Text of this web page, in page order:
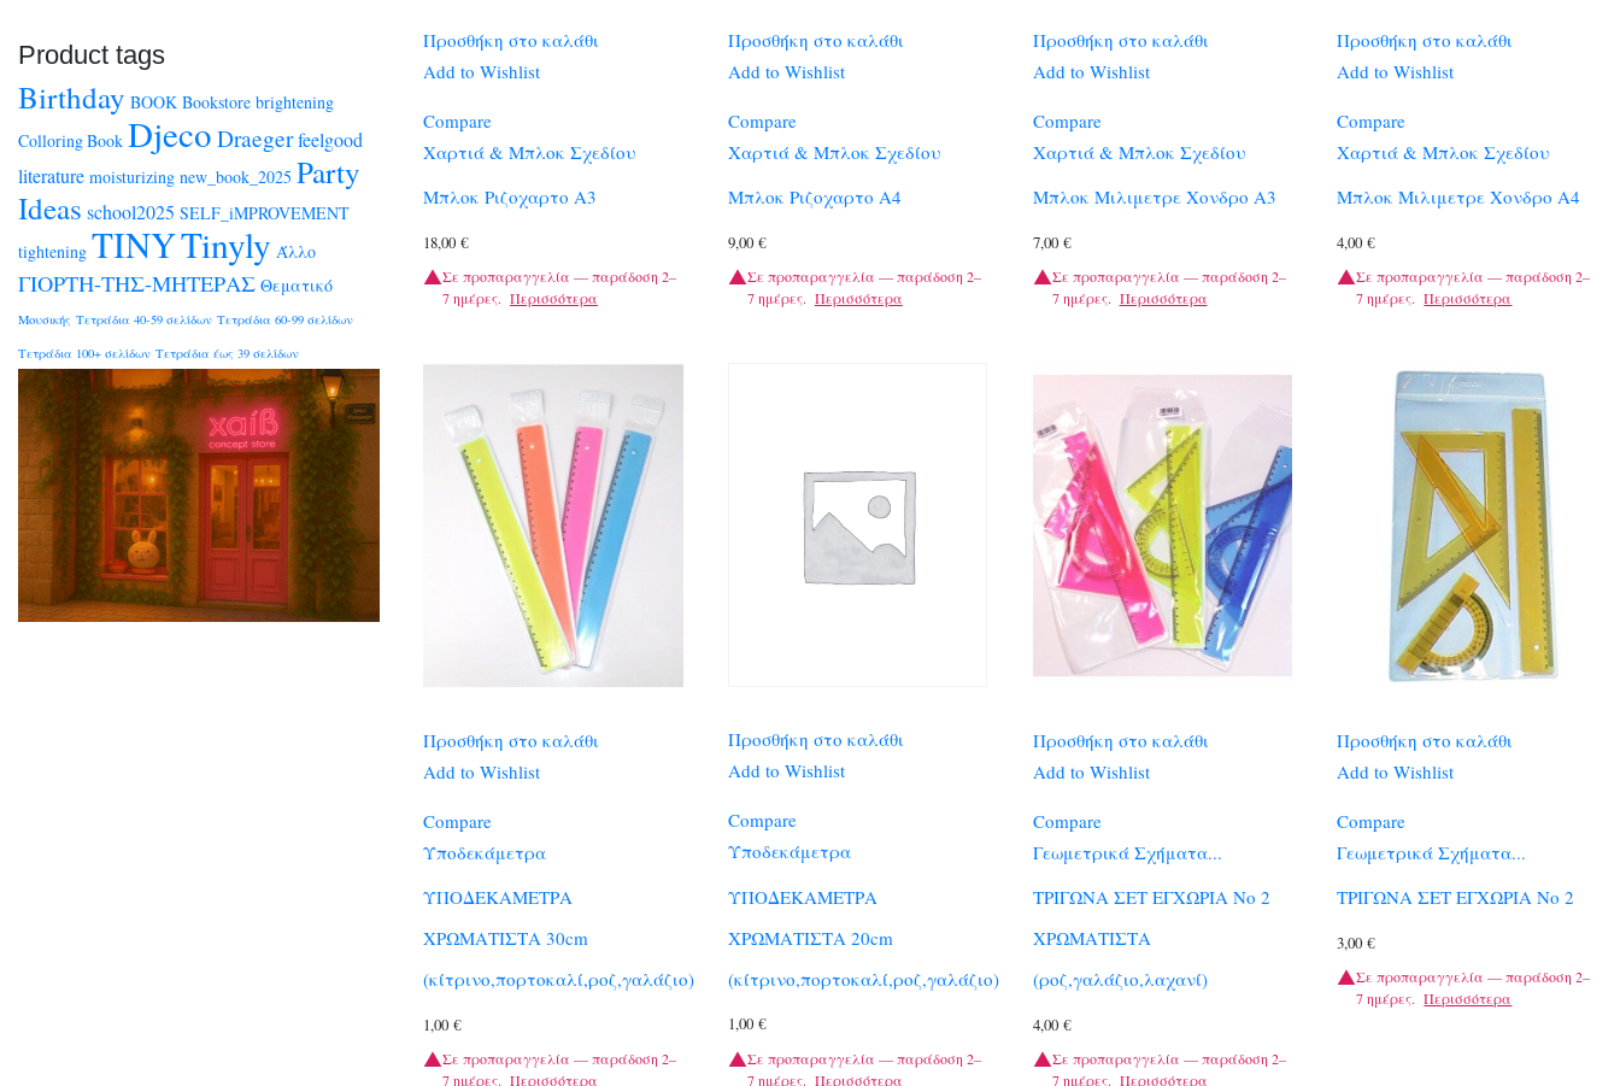
Προσθήκη στο καλάθι
Add to Wishlist
Compare
Χαρτιά & Μπλοκ Σχεδίου
Μπλοκ Ριζοχαρτο Α3
18,00 €
Σε προπαραγγελία — παράδοση 2–
7 ημέρες. Περισσότερα
Προσθήκη στο καλάθι
Add to Wishlist
Compare
Χαρτιά & Μπλοκ Σχεδίου
Μπλοκ Ριζοχαρτο Α4
9,00 €
Σε προπαραγγελία — παράδοση 2–
7 ημέρες. Περισσότερα
Προσθήκη στο καλάθι
Add to Wishlist
Compare
Χαρτιά & Μπλοκ Σχεδίου
Μπλοκ Μιλιμετρε Χονδρο Α3
7,00 €
Σε προπαραγγελία — παράδοση 2–
7 ημέρες. Περισσότερα
Προσθήκη στο καλάθι
Add to Wishlist
Compare
Χαρτιά & Μπλοκ Σχεδίου
Μπλοκ Μιλιμετρε Χονδρο Α4
4,00€
Σε προπαραγγελία — παράδοση 2–
7 ημέρες. Περισσότερα
Προσθήκη στο καλάθι
Add to Wishlist
Compare
Υποδεκάμετρα
ΥΠΟΔΕΚΑΜΕΤΡΑ
ΧΡΩΜΑΤΙΣΤΑ 30cm
(κίτρινο,πορτοκαλί,ροζ,γαλάζιο)
1,00 €
Σε προπαραγγελία — παράδοση 2–
7 ημέρες. Περισσότερα
Προσθήκη στο καλάθι
Add to Wishlist
Compare
Υποδεκάμετρα
ΥΠΟΔΕΚΑΜΕΤΡΑ
ΧΡΩΜΑΤΙΣΤΑ 20cm
(κίτρινο,πορτοκαλί,ροζ,γαλάζιο)
1,00 €
Σε προπαραγγελία — παράδοση 2–
7 ημέρες. Περισσότερα
Προσθήκη στο καλάθι
Add to Wishlist
Compare
Γεωμετρικά Σχήματα...
ΤΡΙΓΩΝΑ ΣΕΤ ΕΓΧΩΡΙΑ Νο 2
ΧΡΩΜΑΤΙΣΤΑ
(ροζ,γαλάζιο,λαχανί)
4,00 €
Σε προπαραγγελία — παράδοση 2–
7 ημέρες. Περισσότερα
Προσθήκη στο καλάθι
Add to Wishlist
Compare
Γεωμετρικά Σχήματα...
ΤΡΙΓΩΝΑ ΣΕΤ ΕΓΧΩΡΙΑ Νο 2
3,00€
Σε προπαραγγελία — παράδοση 2–
7 ημέρες. Περισσότερα
SKAG
TECNOCOMPASS
ΤΥΠΟFIX (11)
Product tags
Birthday BOOK Bookstore brightening
Colloring Book Djeco Draegerfeelgood
literature moisturizing new_book_2025 Party
Ideas school2025 SELF_iMPROVEMENT
tightening TINYTinyly Άλλο
ΓΙΟΡΤΗ-ΤΗΣ-ΜΗΤΕΡΑΣ Θεματικό
Μουσικής Τετράδια 40-59 σελίδων Τετράδια 60-99 σελίδων
Τετράδια 100+ σελίδων Τετράδια έως 39 σελίδων